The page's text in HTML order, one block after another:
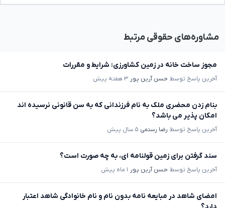
مشاوره‌های حقوقی مرتبط
مجوز ساخت خانه در زمین کشاورزی: شرایط و مقررات
آخرین پاسخ توسط حسن آرین پور ۳ هفته پیش
بنام زدن محضری ملک به نام فرزندانی که به سن قانونی نرسیده اند
امکان پذیر می باشد؟
آخرین پاسخ توسط رضا رستمی ۵ سال پیش
سند گرفتن برای زمین قولنامه ای، به چه صورت است؟
آخرین پاسخ توسط حسن آرین پور ۱ ماه پیش
امضای شاهد در مبایعه نامه بدون نام و نام خانوادگی شاهد اعتبار